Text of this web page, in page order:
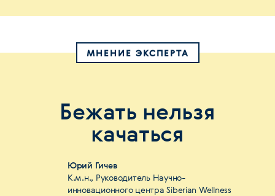
МНЕНИЕ ЭКСПЕРТА
Бежать нельзя
качаться
Юрий Гичев
К.м.н., Руководитель Научно-
инновационного центра Siberian Wellness